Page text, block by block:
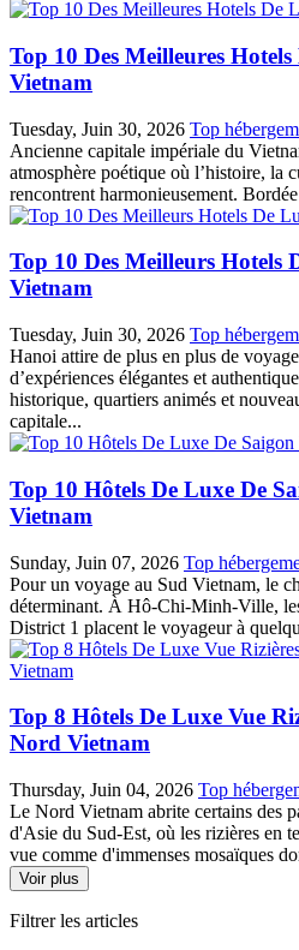
Top 10 Des Meilleures
Vietnam
Tuesday, Juin 30, 2026 Top
Ancienne capitale impériale du
atmosphère poétique où l’histoire, la
rencontrent harmonieusement.
Top 10 Des Meilleurs Hotels
Vietnam
Tuesday, Juin 30, 2026 Top
Hanoi attire de plus en plus de
d’expériences élégantes et
historique, quartiers animés et
capitale...
Top 10 Hôtels De Luxe De
Vietnam
Sunday, Juin 07, 2026 Top
Pour un voyage au Sud Vietnam, le
déterminant. À Hô-Chi-Minh-Ville,
District 1 placent le voyageur à
Top 8 Hôtels De Luxe Vue
Nord Vietnam
Thursday, Juin 04, 2026 Top
Le Nord Vietnam abrite certains des
d'Asie du Sud-Est, où les rizières en
vue comme d'immenses mosaïques
Voir plus
Filtrer les articles